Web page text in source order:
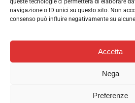
queste tecnologie ci permetterà di elaborare
navigazione o ID unici su questo sito. Non
consenso può influire negativamente su
Accetta
Nega
Preferenze
Navigation
Profilo aziendale
Toggle
Software
Toggle
Contatti
© Copyright 2026 VM VISION S.r.l. | P.
| Copywriter: